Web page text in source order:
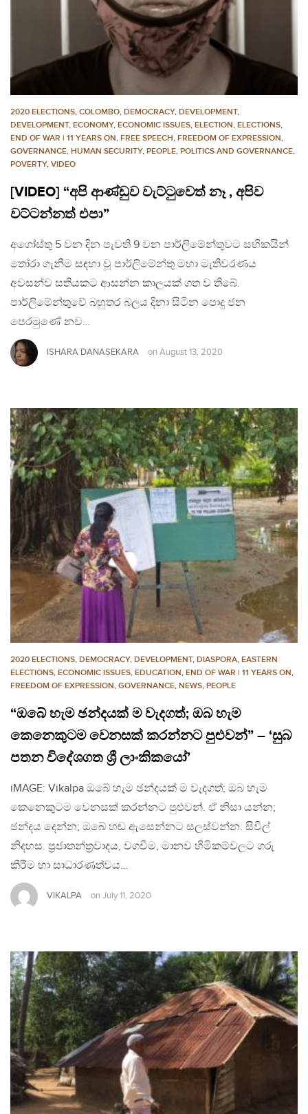
2020 ELECTIONS, COLOMBO, DEMOCRACY, DEVELOPMENT,
DEVELOPMENT, ECONOMY, ECONOMIC ISSUES, ELECTION, ELECTIONS,
END OF WAR | 11 YEARS ON, FREE SPEECH, FREEDOM OF EXPRESSION,
GOVERNANCE, HUMAN SECURITY, PEOPLE, POLITICS AND GOVERNANCE,
POVERTY, VIDEO
[VIDEO] “අපි ආණ්ඩුව වැට්ටුවෙත් නෑ , අපිව
වට්ටන්නත් එපා”
අගෝස්තු 5 වන දින පැවති 9 වන පාර්ලිමේන්තුවට සභිකයින්
තෝරා ගැනීම සඳහා වූ පාර්ලිමේන්තු මහා මැතිවරණය
අවසන්ව සතියකට ආසන්න කාලයක් ගත ව තිබේ.
පාර්ලිමේන්තුවේ බහුතර බලය දිනා සිටින පොදු ජන
පෙරමුණේ නව…
ISHARA DANASEKARA on August 13, 2020
2020 ELECTIONS, DEMOCRACY, DEVELOPMENT, DIASPORA, EASTERN
ELECTIONS, ECONOMIC ISSUES, EDUCATION, END OF WAR | 11 YEARS ON,
FREEDOM OF EXPRESSION, GOVERNANCE, NEWS, PEOPLE
“ඔබේ හැම ඡන්දයක් ම වැදගත්; ඔබ හැම
කෙනෙකුටම වෙනසක් කරන්නට පුළුවන්” – ‘සුබ
පතන විදේශගත ශ්‍රී ලාංකිකයෝ’
iMAGE: Vikalpa ඔබේ හැම ඡන්දයක් ම වැදගත්; ඔබ හැම
කෙනෙකුටම වෙනසක් කරන්නට පුළුවන්. ඒ නිසා යන්න;
ඡන්දය දෙන්න; ඔබේ හඬ ඇසෙන්නට සලස්වන්න. සිවිල්
නිදහස. ප්‍රජාතන්ත්‍රවාදය, වගවීම, මානව හිමිකම්වලට ගරු
කිරීම හා සාධාරණත්වය…
VIKALPA on July 11, 2020